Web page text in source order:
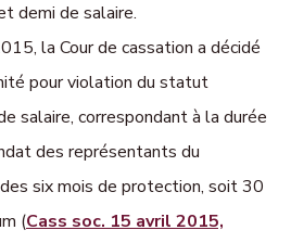
demi de salaire.
la Cour de cassation a décidé
pour violation du statut
salaire, correspondant à la durée
des représentants du
six mois de protection, soit 30
(Cass soc. 15 avril 2015,